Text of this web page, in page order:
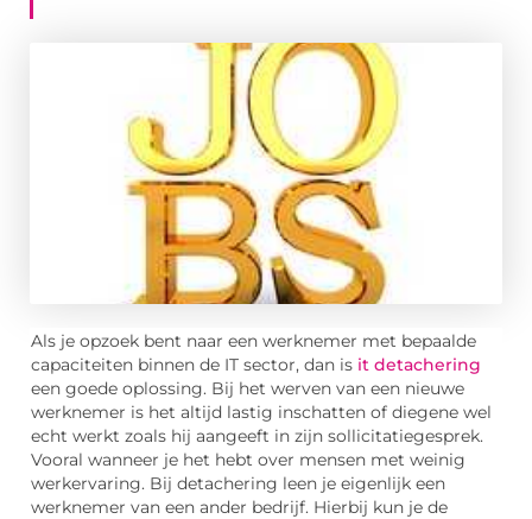
Als je opzoek bent naar een werknemer met bepaalde
capaciteiten binnen de IT sector, dan is it detachering
een goede oplossing. Bij het werven van een nieuwe
werknemer is het altijd lastig inschatten of diegene wel
echt werkt zoals hij aangeeft in zijn sollicitatiegesprek.
Vooral wanneer je het hebt over mensen met weinig
werkervaring. Bij detachering leen je eigenlijk een
werknemer van een ander bedrijf. Hierbij kun je de